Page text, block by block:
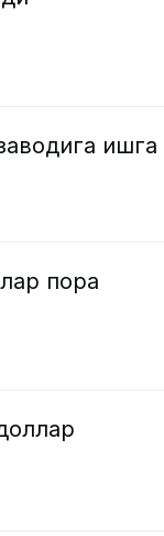
ишга
пора